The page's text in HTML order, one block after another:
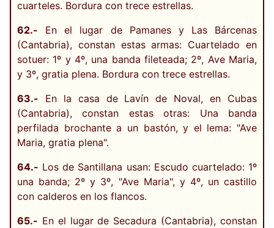
cuarteles. Bordura con trece estrellas.
62.- En el lugar de Pamanes y Las Bárcenas
(Cantabria), constan estas armas: Cuartelado en
sotuer: 1º y 4º, una banda fileteada; 2º, Ave Maria,
y 3º, gratia plena. Bordura con trece estrellas.
63.- En la casa de Lavín de Noval, en Cubas
(Cantabria), constan estas otras: Una banda
perfilada brochante a un bastón, y el lema: "Ave
Maria, gratia plena".
64.- Los de Santillana usan: Escudo cuartelado: 1º
una banda; 2º y 3º, "Ave Maria", y 4º, un castillo
con calderos en los flancos.
65.- En el lugar de Secadura (Cantabria), constan